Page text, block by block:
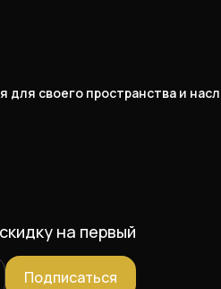
своего пространства и
на первый
Подписаться